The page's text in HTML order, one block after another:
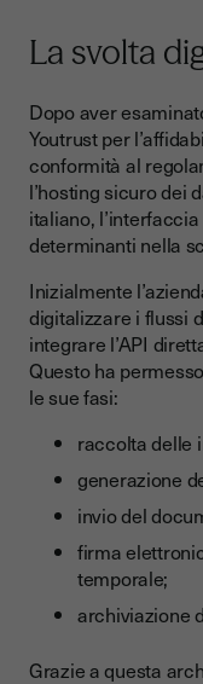
La svolta
Dopo aver
Youtrust per
conformità al
l’hosting sicuro dei
italiano,
determinanti nella
Inizialmente
digitalizzare i flussi
integrare l’API
Questo ha
le sue fasi:
raccolta delle
generazione
invio del
firma
temporale;
archiviazione
Grazie a questa